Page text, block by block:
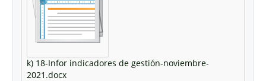
k) 18-Infor indicadores de gestión-noviembre-
2021.docx